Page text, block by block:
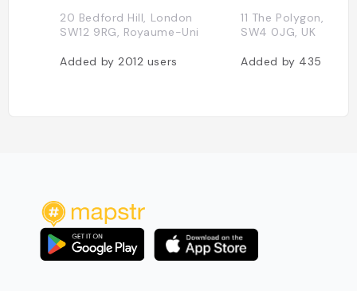
20 Bedford Hill, London
SW12 9RG, Royaume-Uni
Added by 2012 users
11 The Polygon,
SW4 0JG, UK
Added by 435